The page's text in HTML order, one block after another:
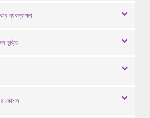
ব্যবস্থাপনা
চুক্তি
কৌশল